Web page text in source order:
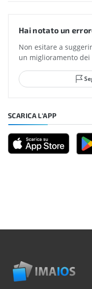
Hai notato un
Non esitare a
un miglioramento
SCARICA L'APP